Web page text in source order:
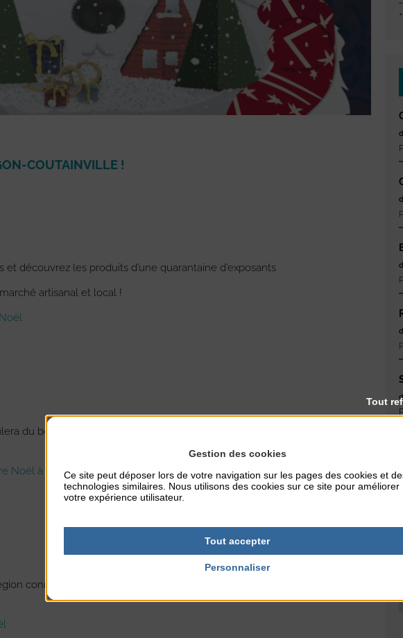
COUTAINVILLE !
découvrez les produits d’une quarantaine d’exposants
artisanal et local !
du bourg d’Agon vers le centre de Coutainville en passant par le Passous
Noël à Agon-Coutainville
connaissent bien cette tradition, rendez-vous cale du centre pour un
Gestion des cookies
Ce site peut déposer lors de votre navigation sur les pages des cookies et
technologies similaires. Nous utilisons des cookies sur ce site pour améliorer
votre expérience utilisateur.
Tout accepter
Tout
Personnaliser